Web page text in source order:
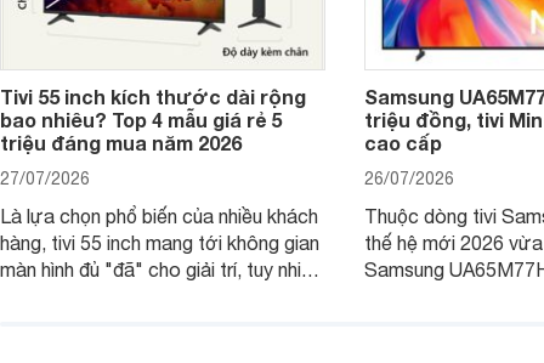
Tivi 55 inch kích thước dài rộng
bao nhiêu? Top 4 mẫu giá rẻ 5
triệu đáng mua năm 2026
27/07/2026
Là lựa chọn phổ biến của nhiều khách
hàng, tivi 55 inch mang tới không gian
màn hình đủ "đã" cho giải trí, tuy nhiên
Samsung
triệu đồng, tivi
cao cấp
26/07/2026
Thuộc dòng tivi
thế hệ mới 2026
Samsung